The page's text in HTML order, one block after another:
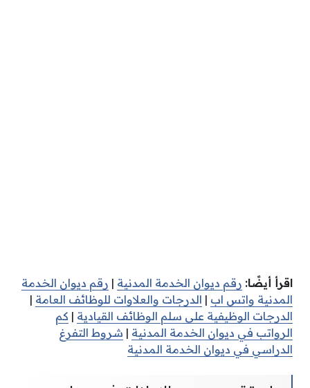
اقرأ أيضًا: رقم ديوان الخدمة المدنية | رقم ديوان الخدمة
المدنية واتس اب | الدرجات والعلاوات للوظائف العامة |
الدرجات الوظيفية على سلم الوظائف القيادية | كم
الرواتب في ديوان الخدمة المدنية | شروط التفرغ
الدراسي في ديوان الخدمة المدنية